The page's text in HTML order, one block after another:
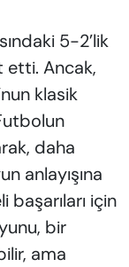
5-2’lik
etti. Ancak,
klasik
daha
anlayışına
başarıları için
bir
ama